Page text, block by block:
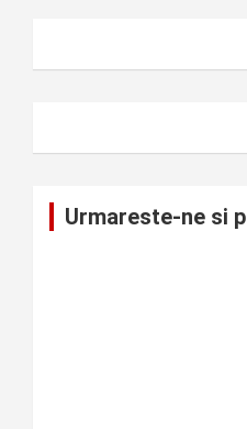
Urmareste-ne si